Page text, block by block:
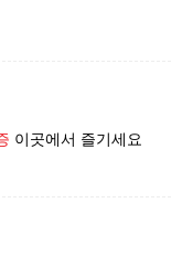
이곳에서 즐기세요